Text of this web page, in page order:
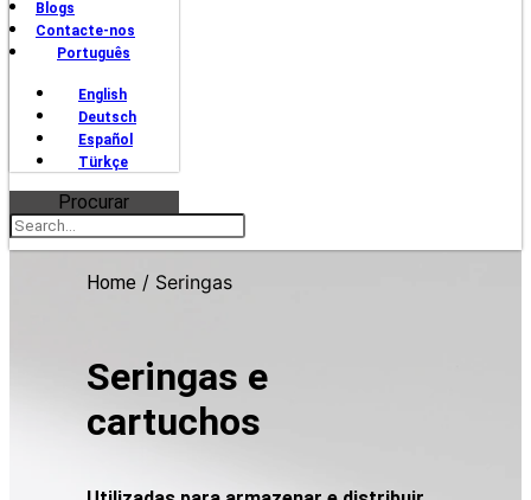
Blogs
Contacte-nos
Português
English
Deutsch
Español
Türkçe
Procurar
Home / Seringas
Seringas e
cartuchos